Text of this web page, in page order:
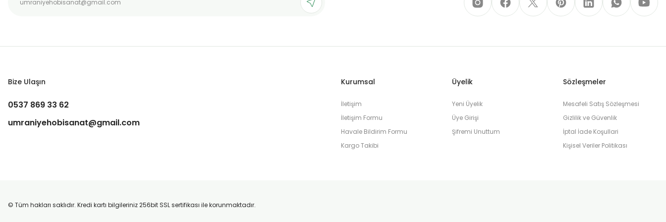
Bize Ulaşın
0537 869 33 62
umraniyehobisanat@gmail.com
Kurumsal
İletişim
İletişim Formu
Havale Bildirim Formu
Kargo Takibi
Üyelik
Yeni Üyelik
Üye Girişi
Şifremi Unuttum
Sözleşmeler
Mesafeli Satış Sözleşmesi
Gizlilik ve Güvenlik
İptal İade Koşullari
Kişisel Veriler Politikası
© Tüm hakları saklıdır. Kredi kartı bilgileriniz 256bit SSL sertifikası ile korunmaktadır.